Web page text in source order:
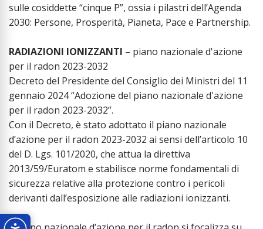
sulle cosiddette “cinque P”, ossia i pilastri dell’Agenda
2030: Persone, Prosperità, Pianeta, Pace e Partnership.
RADIAZIONI IONIZZANTI – piano nazionale d'azione
per il radon 2023-2032
Decreto del Presidente del Consiglio dei Ministri del 11
gennaio 2024 “Adozione del piano nazionale d'azione
per il radon 2023-2032”.
Con il Decreto, è stato adottato il piano nazionale
d’azione per il radon 2023-2032 ai sensi dell’articolo 10
del D. Lgs. 101/2020, che attua la direttiva
2013/59/Euratom e stabilisce norme fondamentali di
sicurezza relative alla protezione contro i pericoli
derivanti dall’esposizione alle radiazioni ionizzanti.